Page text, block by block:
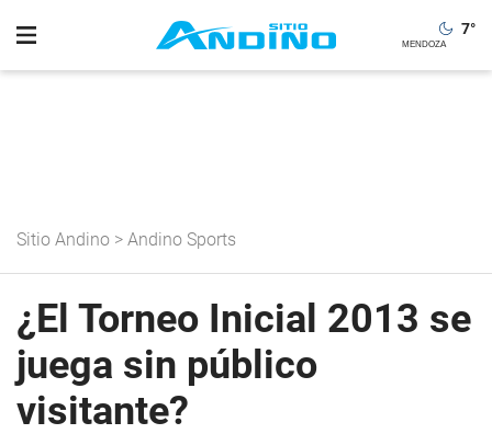
7°
Sitio Andino > Andino Sports
¿El Torneo Inicial 2013 se
juega sin público
visitante?